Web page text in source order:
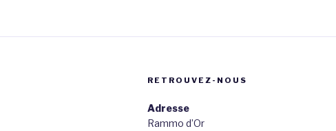
RETROUVEZ-NOUS
Adresse
Rammo d’Or